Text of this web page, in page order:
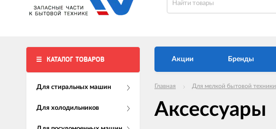
КАТАЛОГ ТОВАРОВ
Для стиральных машин
Для холодильников
Акции Бренды
Главная Для мелкой бытовой техники
Аксессуары